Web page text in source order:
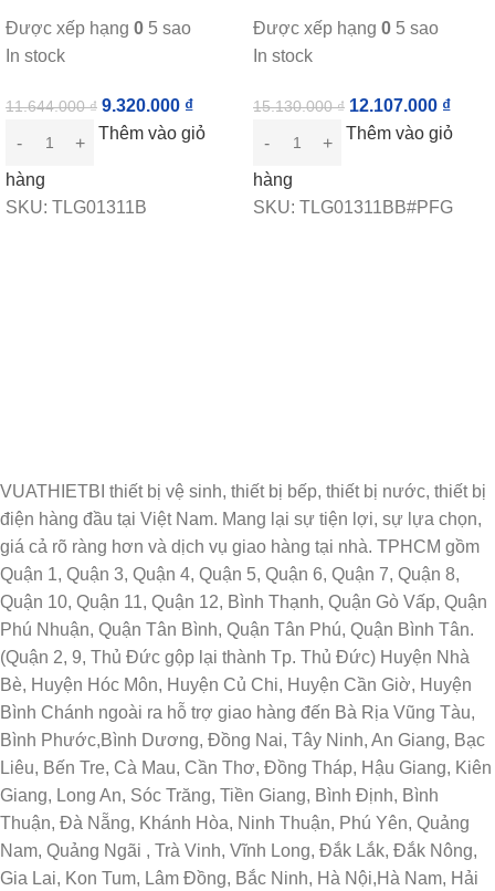
Được xếp hạng 0 5 sao
In stock
11.644.000₫ 9.320.000 ₫
Thêm vào giỏ
hàng
SKU: TLG01311B
Được xếp hạng 0 5 sao
In stock
15.130.000₫ 12.107.000 ₫
Thêm vào giỏ
hàng
SKU: TLG01311BB#PFG
VUATHIETBI thiết bị vệ sinh, thiết bị bếp, thiết bị nước, thiết bị
điện hàng đầu tại Việt Nam. Mang lại sự tiện lợi, sự lựa chọn,
giá cả rõ ràng hơn và dịch vụ giao hàng tại nhà. TPHCM gồm
Quận 1, Quận 3, Quận 4, Quận 5, Quận 6, Quận 7, Quận 8,
Quận 10, Quận 11, Quận 12, Bình Thạnh, Quận Gò Vấp, Quận
Phú Nhuận, Quận Tân Bình, Quận Tân Phú, Quận Bình Tân.
(Quận 2, 9, Thủ Đức gộp lại thành Tp. Thủ Đức) Huyện Nhà
Bè, Huyện Hóc Môn, Huyện Củ Chi, Huyện Cần Giờ, Huyện
Bình Chánh ngoài ra hỗ trợ giao hàng đến Bà Rịa Vũng Tàu,
Bình Phước,Bình Dương, Đồng Nai, Tây Ninh, An Giang, Bạc
Liêu, Bến Tre, Cà Mau, Cần Thơ, Đồng Tháp, Hậu Giang, Kiên
Giang, Long An, Sóc Trăng, Tiền Giang, Bình Định, Bình
Thuận, Đà Nẵng, Khánh Hòa, Ninh Thuận, Phú Yên, Quảng
Nam, Quảng Ngãi , Trà Vinh, Vĩnh Long, Đắk Lắk, Đắk Nông,
Gia Lai, Kon Tum, Lâm Đồng, Bắc Ninh, Hà Nội,Hà Nam, Hải